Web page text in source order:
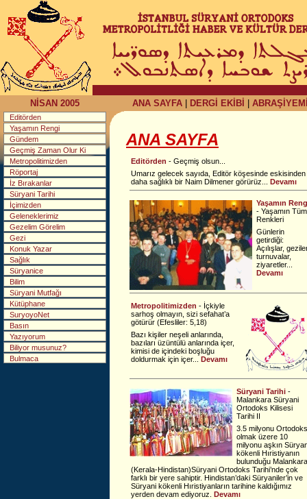
NİSAN 2005 ANA SAYFA| DERGİ EKİBİ
Editörden
Yaşamın Rengi
Gündem
Geçmiş Zaman Olur Ki
Metropolitimizden
Röportaj
İz Bırakanlar
Süryani Tarihi
İçimizden
Geleneklerimiz
Gezelim Görelim
Gezi
Konuk Yazar
Sağlık
Süryanice
Bilim
Süryani Mutfağı
Kütüphane
SuryoyoNet
Basın
Yazıyorum
Biliyor musunuz?
Bulmaca
ANA SAYFA
Editörden - Geçmiş olsun...
Umarız gelecek sayıda, Editör köşesinde eskisinden
daha sağlıklı bir Naim Dilmener görürüz... Devamı
Yaşamın
- Yaşamın Tüm
Renkleri
Günlerin
getirdiği:
Açılışlar,
turnuvalar,
ziyaretler...
Devamı
Metropolitimizden - İçkiyle
sarhoş olmayın, sizi sefahat’a
götürür (Efesliler: 5,18)
Bazı kişiler neşeli anlarında,
bazıları üzüntülü anlarında içer,
kimisi de içindeki boşluğu
doldurmak için içer... Devamı
Süryani Tarihi -
Malankara Süryani
Ortodoks Kilisesi
Tarihi II
3.5 milyonu Ortodoks
olmak üzere 10
milyonu aşkın
kökenli Hıristiyanın
bulunduğu Malankara
(Kerala-Hindistan)Süryani Ortodoks Tarihi’nde çok
farklı bir yere sahiptir. Hindistan’daki Süryaniler’in ve
Süryani kökenli Hıristiyanların tarihine kaldığımız
yerden devam ediyoruz. Devamı